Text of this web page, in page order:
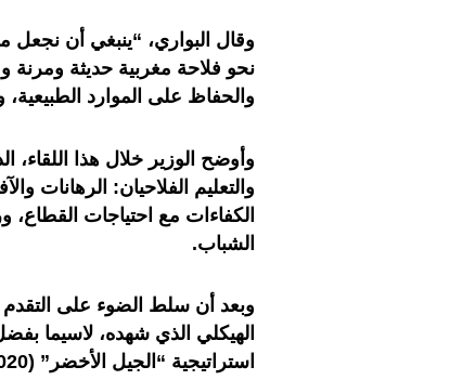
وقال البواري، “ينبغي أن نجعل
نحو فلاحة مغربية حديثة ومرنة
والحفاظ على الموارد
وأوضح الوزير خلال هذا اللقاء،
والتعليم الفلاحيان: الرهانات
الكفاءات مع احتياجات القطاع،
الشباب.
وبعد أن سلط الضوء على